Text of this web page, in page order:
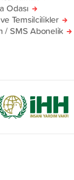
Odası
Temsilcilikler
/ SMS Abonelik